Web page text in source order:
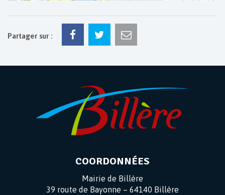
Partager sur :
COORDONNÉES
Mairie de Billère
39 route de Bayonne – 64140 Billère